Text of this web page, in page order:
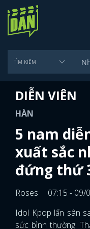
DIỄN VIÊN
HÀN
5 nam
xuất sắc
đứng thứ
Roses
07:15 - 09/
Idol Kpop lấn sân
sức bình thường.